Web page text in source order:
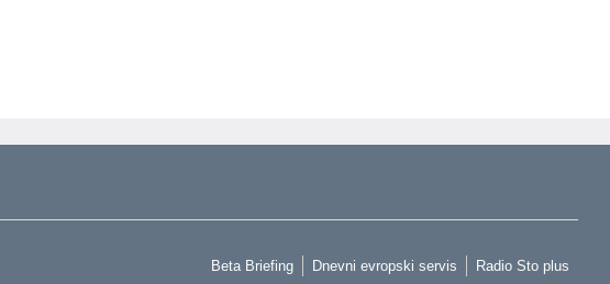
Beta Briefing Dnevni evropski servis Radio Sto plus